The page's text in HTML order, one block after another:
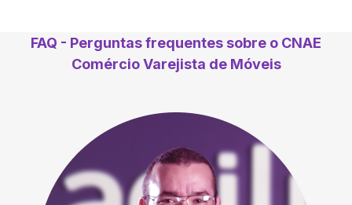
FAQ - Perguntas frequentes sobre o CNAE
Comércio Varejista de Móveis